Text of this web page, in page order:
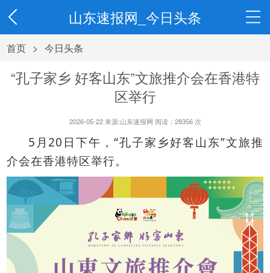
山东速报网_今日头条
首页 > 今日头条
“孔子家乡 好客山东”文旅推介会在香港特
区举行
2026-05-22 来源:山东速报网 阅读： 28356 次
5 月 20 日下午，“孔子家乡好客山东”文旅推
介会在香港特区举行。